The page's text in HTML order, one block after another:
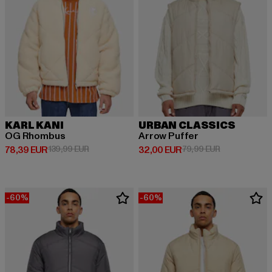
KARL KANI
OG Rhombus
78,39 EUR
Derzeitiger Preis: 78,39 EUR
139,99 EURAktionspreis: 139,99 EUR
URBAN CLASSICS
Arrow Puffer
32,00 EUR
Derzeitiger Preis: 32,00 EUR
79,99 EURAktionspreis:
-60% -60%